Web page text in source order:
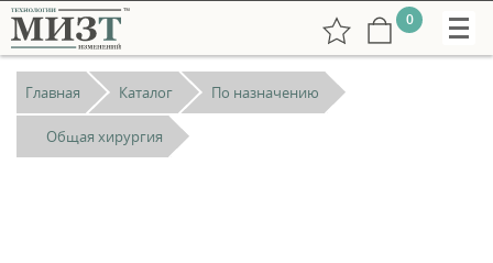
0
Главная Каталог По назначению
Общая хирургия